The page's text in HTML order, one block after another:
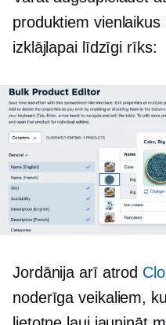
produktiem
izklājlapai līdzīgi rīks:
Jordānija arī atrod
noderīga veikaliem,